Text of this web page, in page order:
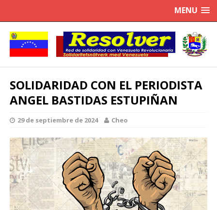
MENU
SOLIDARIDAD CON EL PERIODISTA
ANGEL BASTIDAS ESTUPIÑAN
29 de septiembre de 2024 Cheo